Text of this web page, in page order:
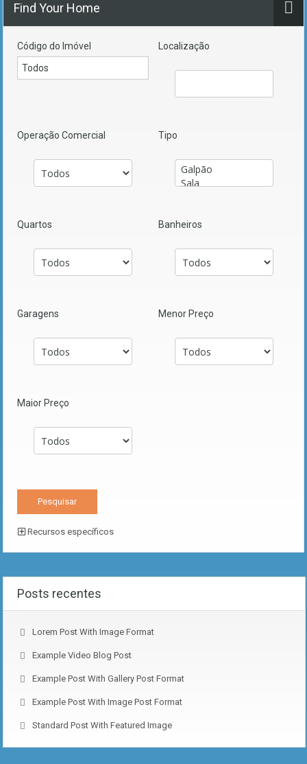
Find Your Home
Código do Imóvel Localização
Operação Comercial Tipo
Quartos Banheiros
Garagens Menor Preço
Maior Preço
Recursos específicos
Posts recentes
Lorem Post With Image Format
Example Video Blog Post
Example Post With Gallery Post Format
Example Post With Image Post Format
Standard Post With Featured Image